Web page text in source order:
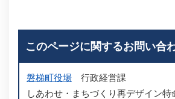
このページに関するお問い合
磐梯町役場
行政経営課
しあわせ・まちづくり再デザイン特